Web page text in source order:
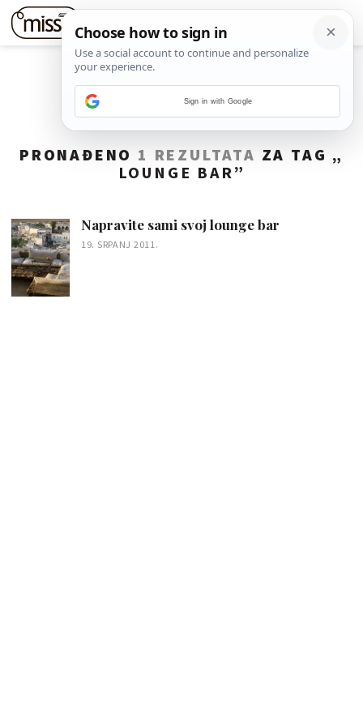
PRONAĐENO 1 REZULTATA ZA TAG „
LOUNGE BAR”
Napravite sami svoj lounge bar
19. SRPANJ 2011.
Sign in with Google